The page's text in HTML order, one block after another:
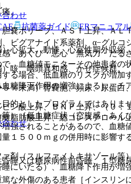
ビグアナイド系薬剤、α−グルコ
・あくび・悪心・無気力・だ
、血糖値モニターその他患者
る場合、低血糖のリスクが増
糖降下作用の増強による）。
）［低血糖症状（空腹感・あく
強されることがあるので、血
１５００ｍｇの併用時に影響
剤（スルファメトキサゾール等
にいたる）、血糖降下作用が
。
嚢ポリープ、ＡＳＴ上昇、ＡＬ
心拡大、動悸、心室性期外収縮
咳、咽頭異和感、かぜ症候群。
％未満）腎嚢胞、頻尿、尿蛋白
ン酸上昇、ＢＮＰ上昇、（０．
脂肪酸上昇、総コレステロー
睡又は糖尿病性前昏睡、１型糖
な外傷のある患者［インスリン
合わせ
抗菌薬ガイド ERマニュアル
的としたプログラムではありま
合わせ